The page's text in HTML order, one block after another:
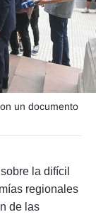
un documento
la difícil
regionales
de las